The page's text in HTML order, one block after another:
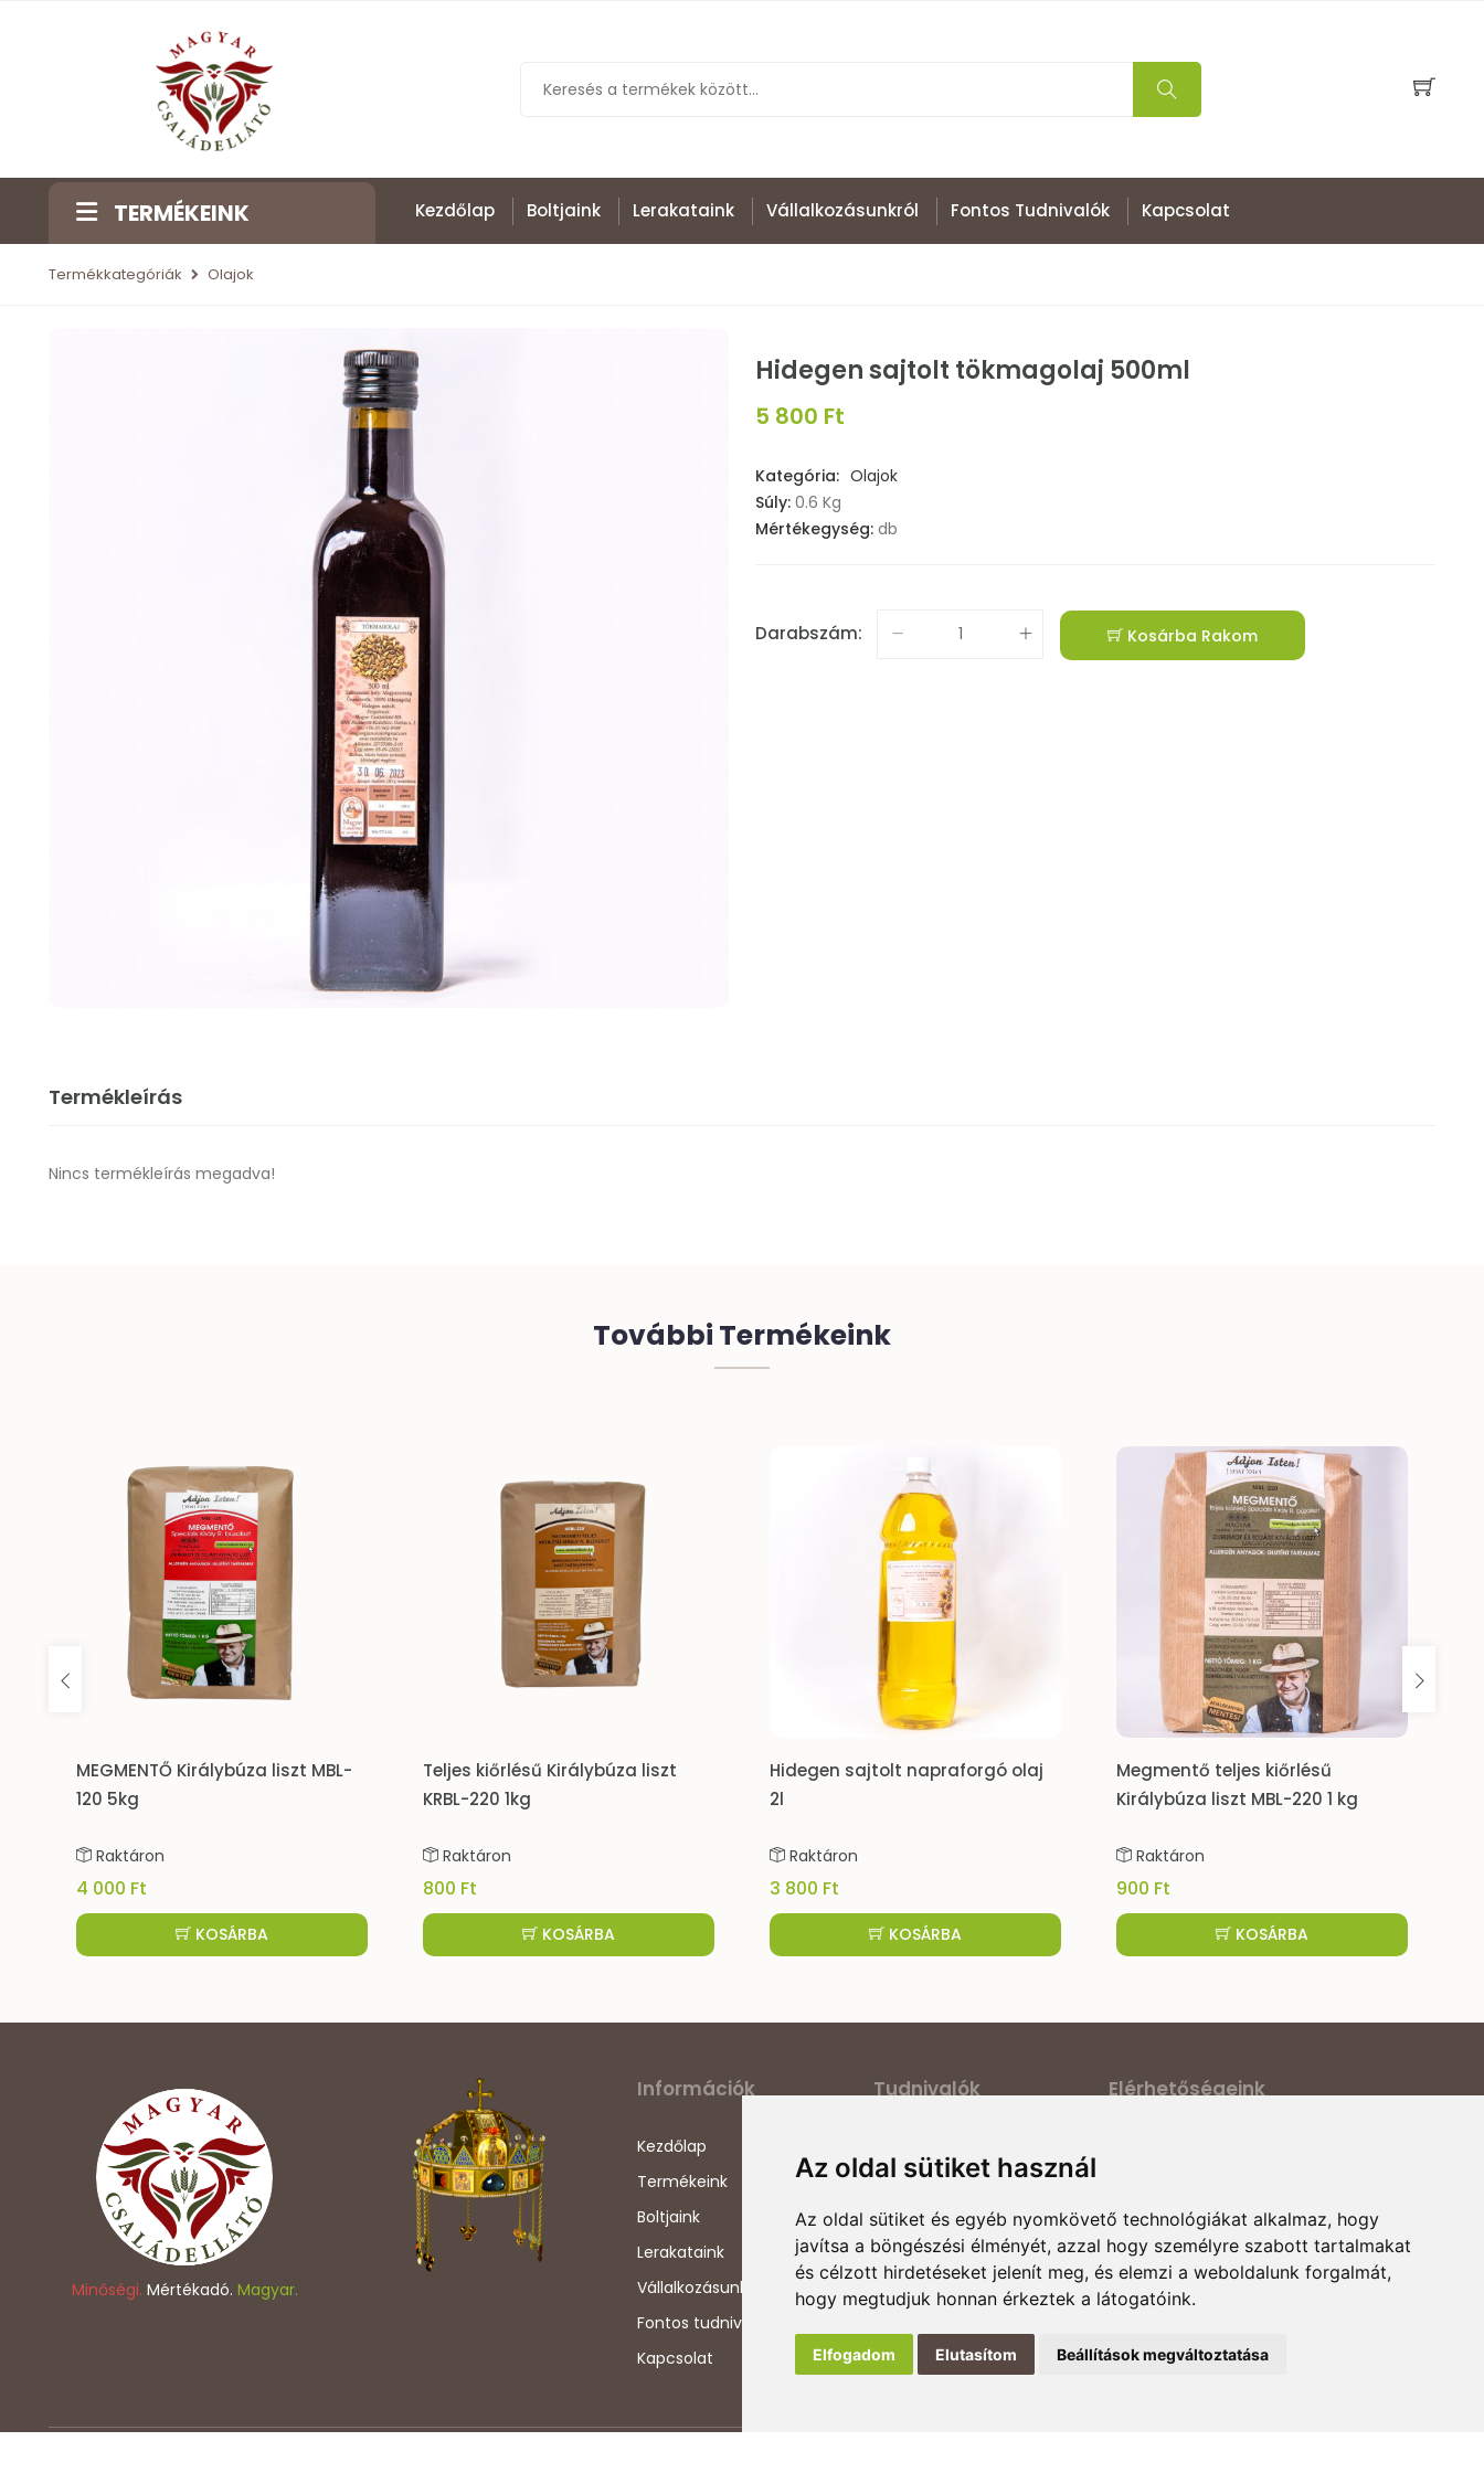
Az oldal sütiket használ
Az oldal sütiket és egyéb nyomkövető technológiákat alkalmaz, hogy
javítsa a böngészési élményét, azzal hogy személyre szabott tartalmakat
és célzott hirdetéseket jelenít meg, és elemzi a weboldalunk forgalmát,
hogy megtudjuk honnan érkeztek a látogatóink.
Elfogadom Elutasítom Beállítások megváltoztatása
TERMÉKEINK Kezdőlap Boltjaink Lerakataink Vállalkozásunkról Fontos Tudnivalók Kapcsolat
Termékkategóriák Olajok
Hidegen sajtolt tökmagolaj 500ml
5 800 Ft
Kategória: Olajok
Súly: 0.6 Kg
Mértékegység: db
Darabszám: Kosárba Rakom
Termékleírás
Nincs termékleírás megadva!
További Termékeink
MEGMENTŐ Királybúza liszt MBL-
120 5kg
Raktáron
4 000 Ft
KOSÁRBA
Teljes kiőrlésű Királybúza liszt
KRBL-220 1kg
Raktáron
800 Ft
KOSÁRBA
Hidegen sajtolt napraforgó olaj
2l
Raktáron
3 800 Ft
KOSÁRBA
Megmentő teljes kiőrlésű
Királybúza liszt MBL-220 1 kg
Raktáron
900 Ft
KOSÁRBA
Minőségi. Mértékadó. Magyar.
Információk
Kezdőlap
Termékeink
Boltjaink
Lerakataink
Vállalkozásunkról
Fontos tudnivalók
Kapcsolat
Tudnivalók
Általános szerződési
feltételek
Szállítási információk
Impresszum
Szerzői jogok
Elérhetőségeink
Telefonszám:
+36 30 868 88 75
Nyitvatartás:H-P 8:00-16:00